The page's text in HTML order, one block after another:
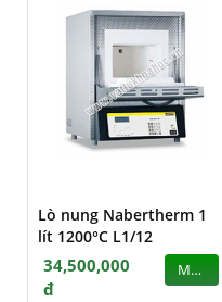
Lò nung Nabertherm 1
lít 1200°C L1/12
34,500,000
đ
MUA